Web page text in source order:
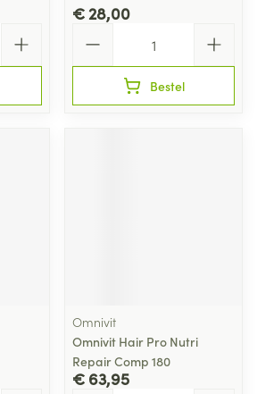
€ 28,00
Bestel
Omnivit
Omnivit Hair Pro Nutri
Repair Comp 180
€ 63,95